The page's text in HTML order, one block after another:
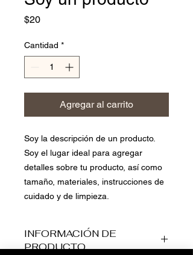
$20Precio
Cantidad *
Agregar al carrito
Soy la descripción de un producto.
Soy el lugar ideal para agregar
detalles sobre tu producto, así como
tamaño, materiales, instrucciones de
cuidado y de limpieza.
INFORMACIÓN DE
PRODUCTO